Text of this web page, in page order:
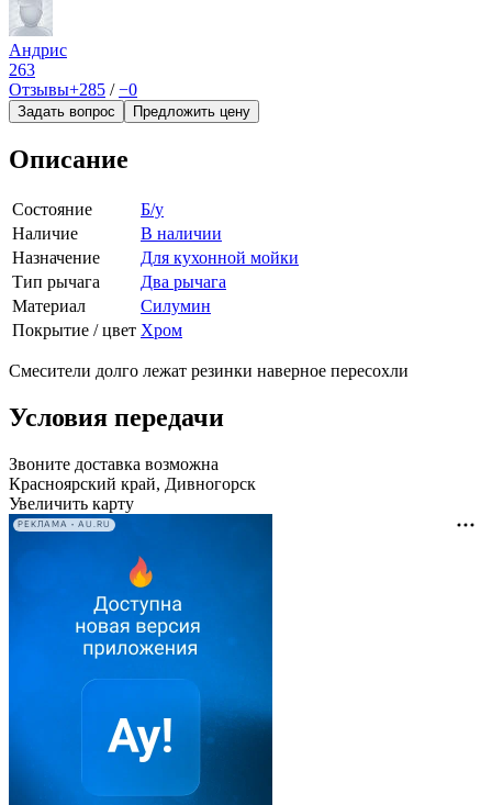
Андрис
263
Отзывы+285 /−0
Задать вопрос Предложить цену
Описание
Состояние
Б/у
Наличие
В наличии
Назначение
Для кухонной мойки
Тип рычага
Два рычага
Материал
Силумин
Покрытие / цвет Хром
Смесители долго лежат резинки наверное пересохли
Условия передачи
Звоните доставка возможна
Красноярский край, Дивногорск
Увеличить карту
РЕКЛАМА • AU.RU